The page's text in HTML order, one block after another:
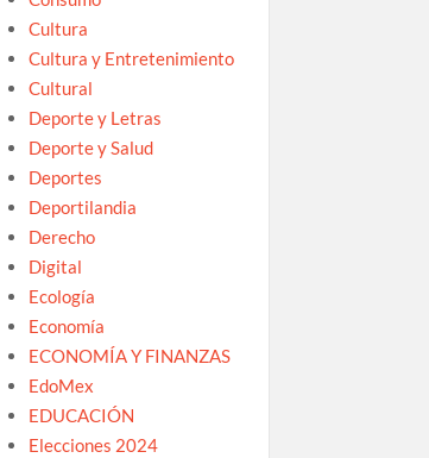
Cultura
Cultura y Entretenimiento
Cultural
Deporte y Letras
Deporte y Salud
Deportes
Deportilandia
Derecho
Digital
Ecología
Economía
ECONOMÍA Y FINANZAS
EdoMex
EDUCACIÓN
Elecciones 2024